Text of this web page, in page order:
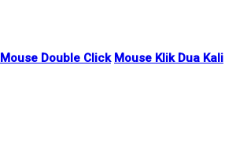
Mouse Double Click Mouse Klik Dua Kali